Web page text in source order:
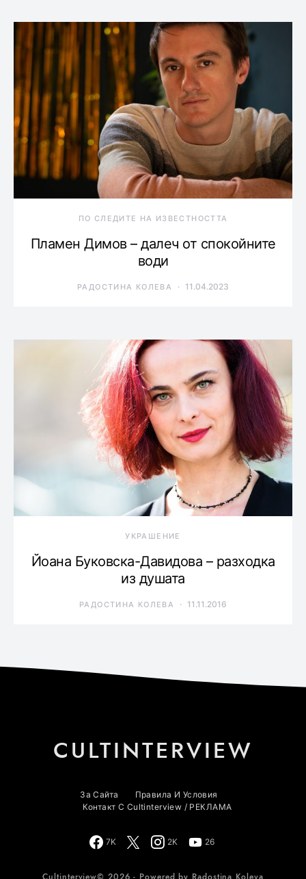
ПО СЛЕДИТЕ НА ИЗВЕСТНОСТТА
Пламен Димов – далеч от спокойните
води
РАДОСТИНА КОЛЕВА 11.04.2023
УКРАШЕНИЕ
Йоана Буковска-Давидова – разходка
из душата
РАДОСТИНА КОЛЕВА 11.11.2016
CULTINTERVIEW
За Сайта
Правила И Условия
Контакт С Cultinterview / РЕКЛАМА
7K 2K 26